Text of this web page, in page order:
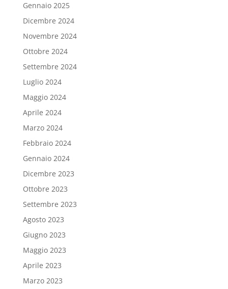
Gennaio 2025
Dicembre 2024
Novembre 2024
Ottobre 2024
Settembre 2024
Luglio 2024
Maggio 2024
Aprile 2024
Marzo 2024
Febbraio 2024
Gennaio 2024
Dicembre 2023
Ottobre 2023
Settembre 2023
Agosto 2023
Giugno 2023
Maggio 2023
Aprile 2023
Marzo 2023